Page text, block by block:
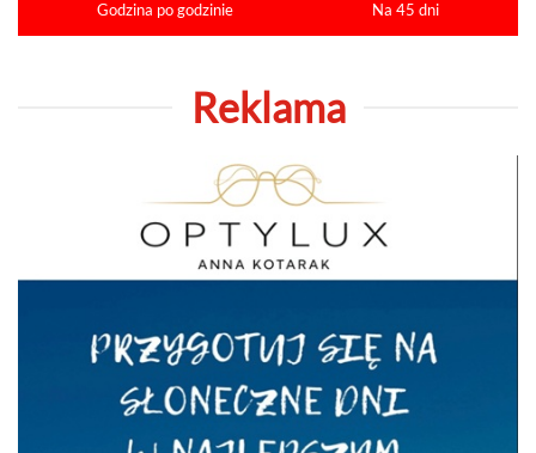
Godzina po godzinie Na 45 dni
Reklama